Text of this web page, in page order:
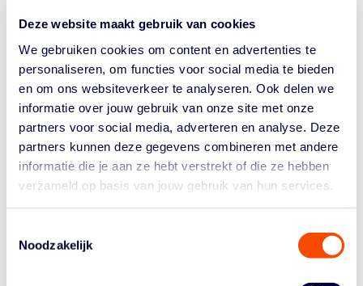
Deze website maakt gebruik van cookies
We gebruiken cookies om content en advertenties te
personaliseren, om functies voor social media te bieden
en om ons websiteverkeer te analyseren. Ook delen we
informatie over jouw gebruik van onze site met onze
partners voor social media, adverteren en analyse. Deze
partners kunnen deze gegevens combineren met andere
informatie die je aan ze hebt verstrekt of die ze hebben
verzameld op basis van jouw gebruik van hun services.
Noodzakelijk
ZATERDAG 13 MEI
11.30 uur: Vrouwen U12 (ABC-hal)
12.30 uur: Vrouwen U16 (Centercourt)
14.00 uur: Mannen U12 (ABC-hal)
15.00 uur: Mannen U22 (Centercourt)
16.30 uur: Vrouwen U18 (ABC-hal)
17.30 uur: Mannen Eerste Divisie (Centercourt)
19.00 uur: Mannen U20 (ABC-hal)
20.00 uur: Vrouwen Promotiedivisie (Centercourt)
ZONDAG 14 MEI
12.00 uur: Mannen U18 (Centercourt)